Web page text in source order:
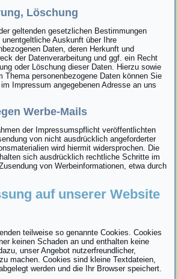
Löschung
geltenden gesetzlichen Bestimmungen
Auskunft über Ihre
Daten, deren Herkunft und
der Datenverarbeitung und ggf. ein Recht
oder Löschung dieser Daten. Hierzu sowie
Thema personenbezogene Daten können Sie
Impressum angegebenen Adresse an uns
Werbe-Mails
der Impressumspflicht veröffentlichten
von nicht ausdrücklich angeforderter
wird hiermit widersprochen. Die
sich ausdrücklich rechtliche Schritte im
von Werbeinformationen, etwa durch
auf unserer Website
teilweise so genannte Cookies. Cookies
keinen Schaden an und enthalten keine
unser Angebot nutzerfreundlicher,
machen. Cookies sind kleine Textdateien,
werden und die Ihr Browser speichert.